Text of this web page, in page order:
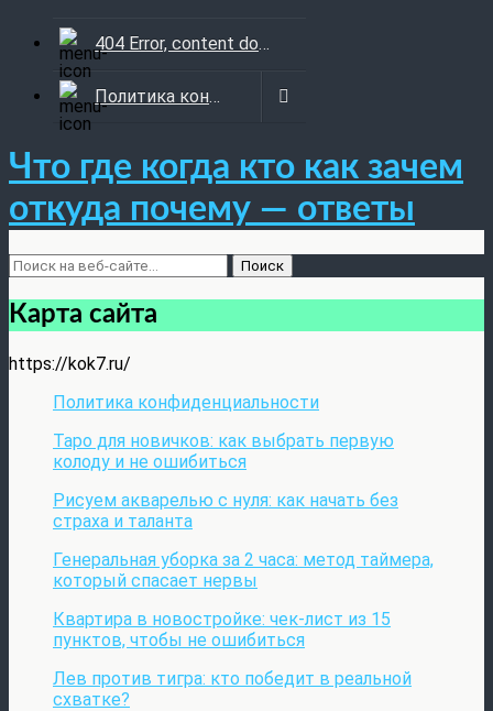
404 Error, content does not exist anymore
Политика конфиденциальности
Что где когда кто как зачем
откуда почему — ответы
Карта сайта
https://kok7.ru/
Политика конфиденциальности
Таро для новичков: как выбрать первую
колоду и не ошибиться
Рисуем акварелью с нуля: как начать без
страха и таланта
Генеральная уборка за 2 часа: метод таймера,
который спасает нервы
Квартира в новостройке: чек-лист из 15
пунктов, чтобы не ошибиться
Лев против тигра: кто победит в реальной
схватке?